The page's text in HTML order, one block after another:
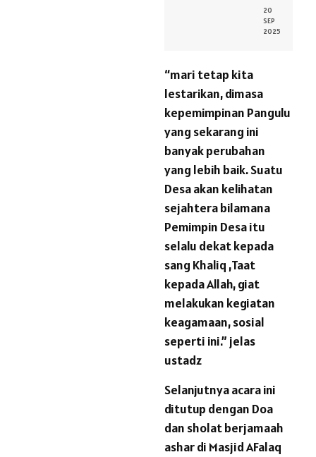
20
SEP
2025
“mari tetap kita
lestarikan, dimasa
kepemimpinan Pangulu
yang sekarang ini
banyak perubahan
yang lebih baik. Suatu
Desa akan kelihatan
sejahtera bilamana
Pemimpin Desa itu
selalu dekat kepada
sang Khaliq ,Taat
kepada Allah, giat
melakukan kegiatan
keagamaan, sosial
seperti ini.” jelas
ustadz
Selanjutnya acara ini
ditutup dengan Doa
dan sholat berjamaah
ashar di Masjid AFalaq